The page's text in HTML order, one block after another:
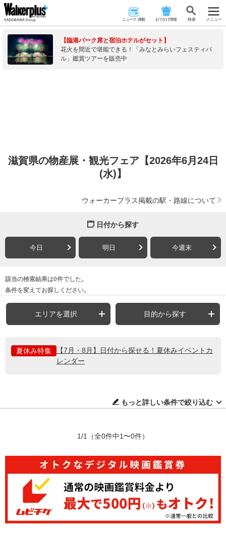
ニュース･連載 おでかけ情報 検 索 メニュー
【臨港パーク席と宿泊ホテルがセット】
花火を間近で堪能できる！「みなとみらいフェスティバ
ル」鑑賞ツアーを販売中
滋賀県の物産展・観光フェア【2026年6月24日
(水)】
ウォーカープラス掲載の駅・路線について
日付から探す
今日 明日 今週末
該当の検索結果は0件でした。
条件を変えてお探しください。
エリアを選択 目的から探す
夏休み特集
【7月・8月】日付から探せる！夏休みイベントカ
レンダー
もっと詳しい条件で絞り込む
1/1 （全0件中1〜0件）